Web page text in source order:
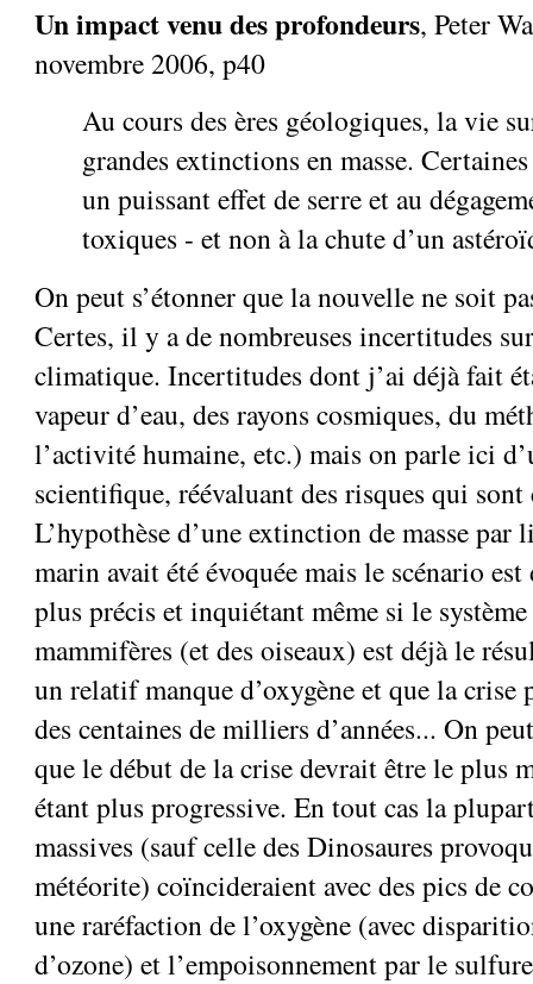
Un impact venu des profondeurs, Peter
novembre 2006, p40
Au cours des ères géologiques, la vie
grandes extinctions en masse.
un puissant effet de serre et au
toxiques - et non à la chute d’un
On peut s’étonner que la nouvelle ne soit
Certes, il y a de nombreuses incertitudes
climatique. Incertitudes dont j’ai déjà fait
vapeur d’eau, des rayons cosmiques, du
l’activité humaine, etc.) mais on parle ici
scientifique, réévaluant des risques qui
L’hypothèse d’une extinction de masse
marin avait été évoquée mais le scénario
plus précis et inquiétant même si le
mammifères (et des oiseaux) est déjà le
un relatif manque d’oxygène et que la crise
des centaines de milliers d’années... On
que le début de la crise devrait être le plus
étant plus progressive. En tout cas la
massives (sauf celle des Dinosaures
météorite) coïncideraient avec des pics de
une raréfaction de l’oxygène (avec
d’ozone) et l’empoisonnement par le